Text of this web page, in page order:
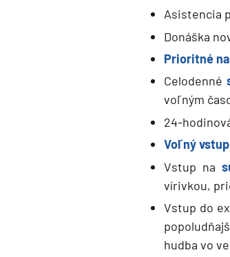
Asistencia
Donáška
Prioritné
Celodenné
voľným
24-
Voľný
Vstup na
vírivkou,
Vstup do
hudba vo